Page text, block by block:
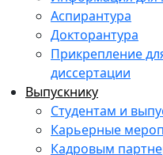
Аспирантура
Докторантура
Прикрепление
диссертации
Выпускнику
Студентам и
Карьерные
Кадровым